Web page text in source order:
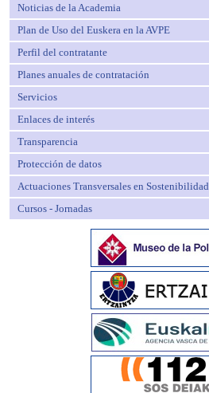
Noticias de la Academia
Plan de Uso del Euskera en la AVPE
Perfil del contratante
Planes anuales de contratación
Servicios
Enlaces de interés
Transparencia
Protección de datos
Actuaciones Transversales en Sostenibilidad
Cursos - Jornadas